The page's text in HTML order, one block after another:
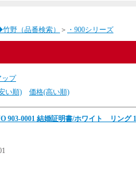
野（品番検索） ＞ ・900シリーズ
ップ
い順) 価格(高い順)
903-0001 結婚証明書/ホワイト リング